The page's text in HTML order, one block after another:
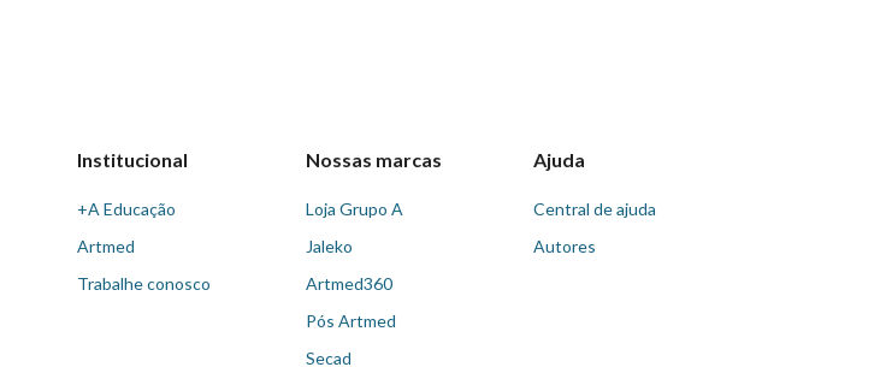
Institucional
+A Educação
Artmed
Trabalhe conosco
Nossas marcas
Loja Grupo A
Jaleko
Artmed360
Pós Artmed
Secad
Ajuda
Central de ajuda
Autores